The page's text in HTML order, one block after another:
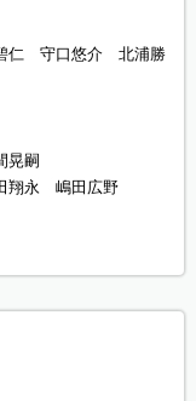
守口悠介 北浦勝
晃嗣
永 嶋田広野